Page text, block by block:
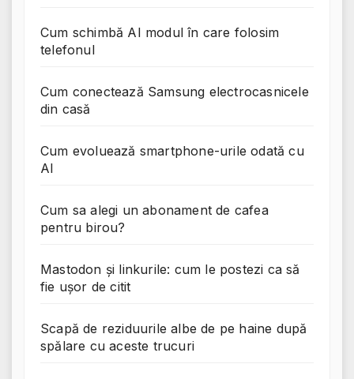
Cum schimbă AI modul în care folosim
telefonul
Cum conectează Samsung electrocasnicele
din casă
Cum evoluează smartphone-urile odată cu
AI
Cum sa alegi un abonament de cafea
pentru birou?
Mastodon și linkurile: cum le postezi ca să
fie ușor de citit
Scapă de reziduurile albe de pe haine după
spălare cu aceste trucuri